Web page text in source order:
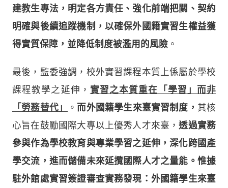
建教生專法，明定各方責任、強化前端把關、契約
明確與後續追蹤機制，以確保外國籍實習生權益獲
得實質保障，並降低制度被濫用的風險 。
最後，監委強調，校外實習課程本質上係屬於學校
課程教學之延伸， 實習之本質重在「學習」而非
「勞務替代」
。 而外國籍學生來臺實習制度， 其核
心旨在鼓勵國際大專以上優秀人才來臺，透過實務
參與作為學校教育與專業學習之延伸，深化跨國產
學交流，進而儲備未來延攬國際人才之量能。惟據
駐外館處實習簽證審查實務發現：外國籍學生來臺